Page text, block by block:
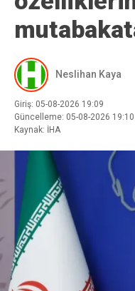
Neslihan Kaya
Giriş: 05-08-2026 19:09
Güncelleme: 05-08-2026 19:10
Kaynak: İHA